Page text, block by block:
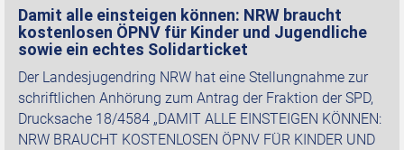
Damit alle einsteigen können: NRW braucht
kostenlosen ÖPNV für Kinder und Jugendliche
sowie ein echtes Solidarticket
Der Landesjugendring NRW hat eine Stellungnahme zur
schriftlichen Anhörung zum Antrag der Fraktion der SPD,
Drucksache 18/4584 „DAMIT ALLE EINSTEIGEN KÖNNEN:
NRW BRAUCHT KOSTENLOSEN ÖPNV FÜR KINDER UND